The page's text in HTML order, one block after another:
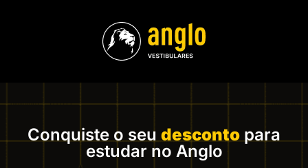
Conquiste o seu desconto para
estudar no Anglo